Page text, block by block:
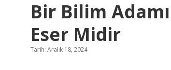
Bir Bilim
Eser Midir
Tarih: Aralık 18, 2024